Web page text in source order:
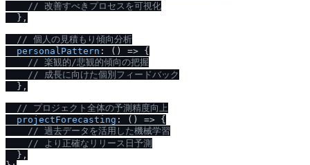
// 改善すべきプロセスを可視化
  },
// 個人の見積もり傾向分析
personalPattern : () => {
// 楽観的/悲観的傾向の把握
// 成長に向けた個別フィードバック
  },
// プロジェクト全体の予測精度向上
projectForecasting : () => {
// 過去データを活用した機械学習
// より正確なリリース日予測
  },